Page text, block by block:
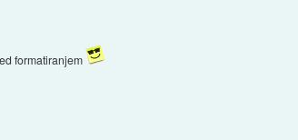
formatiranjem